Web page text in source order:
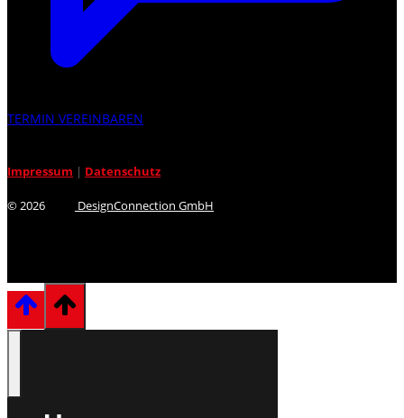
TERMIN VEREINBAREN
Impressum | Datenschutz
© 2026 DesignConnection GmbH